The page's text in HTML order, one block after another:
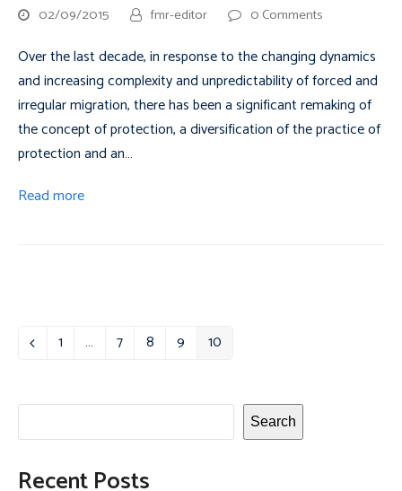
02/09/2015 fmr-editor 0 Comments
Over the last decade, in response to the changing dynamics
and increasing complexity and unpredictability of forced and
irregular migration, there has been a significant remaking of
the concept of protection, a diversification of the practice of
protection and an…
Read more
PreviousPage
1 … Page
7 Page
8 Page
9 Page
10
Search
Recent Posts